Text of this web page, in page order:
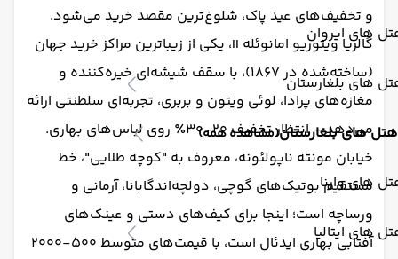
های ایروان
های بلغارستان
هتل های بلغارستان(مشاهده همه)
های وارنا
های ایتالیا
و تخفیف‌های عید پاک، شلوغ‌ترین مقصد خرید می‌شود.
گالریا ویتوریو امانوئله II، یکی از زیباترین مراکز خرید جهان
(ساخته‌شده در ۱۸۶۷)، با سقف شیشه‌ای خیره‌کننده و
مغازه‌های پرادا، لوئی ویتون و بربری، تجربه‌ای سلطنتی ارائه
می‌دهد – انتظار تخفیف ۲۰-۳۰٪ روی لباس‌های بهاری.
خیابان مونته ناپولئونه، معروف به "کوچه طلایی"، خط
مستقیم بوتیک‌های گوچی، دولچه‌اند‌گابانا، آرمانی و
ورساچه است؛ اینجا برای کیف‌های دستی و عینک‌های
آفتابی بهاری ایدئال است، با قیمت‌های متوسط ۵۰۰-۲۰۰۰